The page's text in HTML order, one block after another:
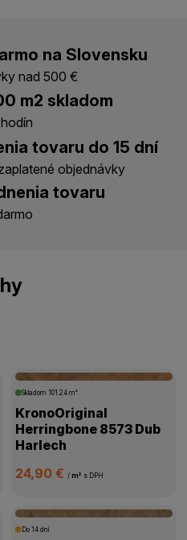
na Slovensku
nad 500 €
m2 skladom
tovaru do 15 dní
objednávky
tovaru
Skladom 101.24 m²
KronoOriginal
Herringbone 8573 Dub
Harlech
24,90 € / m² s DPH
Do 14 dní